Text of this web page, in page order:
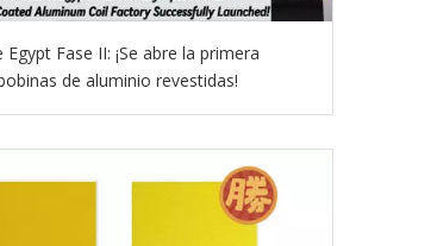
Fase II: ¡Se abre la primera
de aluminio revestidas!